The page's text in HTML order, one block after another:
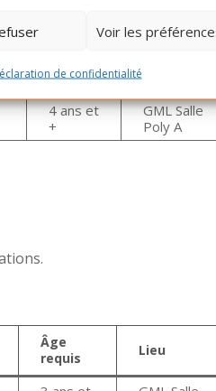
Voir les
de confidentialité
requis
4 ans et
+
GML Salle
Poly A
Âge
requis
Lieu